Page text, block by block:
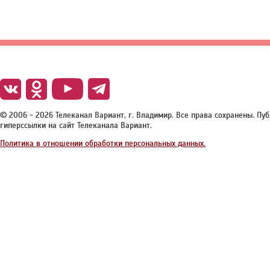
© 2006 - 2026 Телеканал Вариант, г. Владимир. Все права сохранены.
гиперссылки на сайт Телеканала Вариант.
Политика в отношении обработки персональных данных.